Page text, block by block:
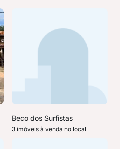
Beco dos Surfistas
3 imóveis à venda no local